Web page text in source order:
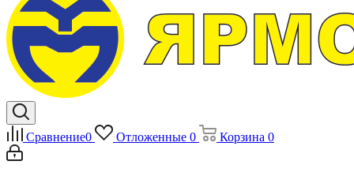
Сравнение0 Отложенные 0 Корзина 0